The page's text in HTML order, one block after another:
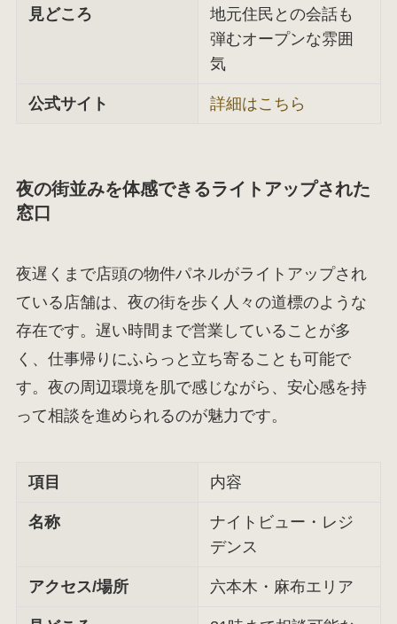
見どころ
地元住民との会話も
弾むオープンな雰囲
気
公式サイト 詳細はこちら
夜の街並みを体感できるライトアップされた
窓口
夜遅くまで店頭の物件パネルがライトアップされ
ている店舗は、夜の街を歩く人々の道標のような
存在です。遅い時間まで営業していることが多
く、仕事帰りにふらっと立ち寄ることも可能で
す。夜の周辺環境を肌で感じながら、安心感を持
って相談を進められるのが魅力です。
項目 内容
名称
ナイトビュー・レジ
デンス
アクセス/場所 六本木・麻布エリア